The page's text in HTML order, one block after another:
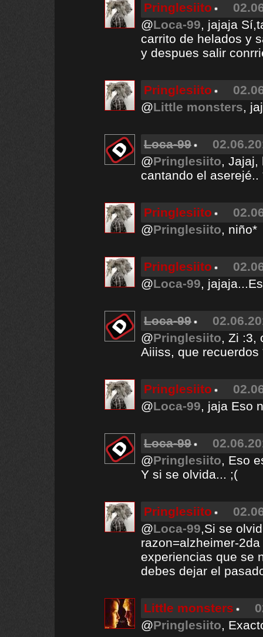
Pringlesiito
@Loca-99, jajaja
carrito de helados y
y despues salir
Pringlesiito
@Little monsters,
Loca-99
@Pringlesiito, Jajaj,
cantando el aserejé..
Pringlesiito
@Pringlesiito, niño*
Pringlesiito
@Loca-99,
Loca-99
@Pringlesiito, Zi :3,
Aiiiss, que recuerdos
Pringlesiito
@Loca-99, jaja Eso
Loca-99
@Pringlesiito, Eso
Y si se olvida... ;(
Pringlesiito
@Loca-99,Si se
razon=alzheimer-
experiencias que se
debes dejar el
Little monsters
@Pringlesiito,